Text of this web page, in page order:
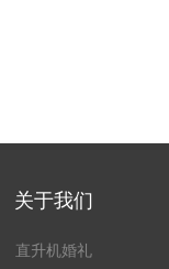
关于我们
直升机婚礼